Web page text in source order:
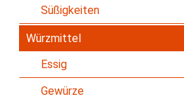
Süßigkeiten
Würzmittel
Essig
Gewürze